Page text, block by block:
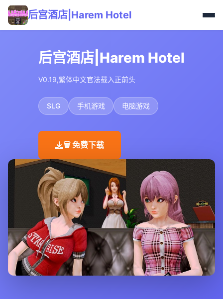
后宫酒店|Harem Hotel
后宫酒店|Harem Hotel
V0.19,繁体中文官法载入正前头
SLG 手机游戏 电脑游戏
🗑️ 免费下载